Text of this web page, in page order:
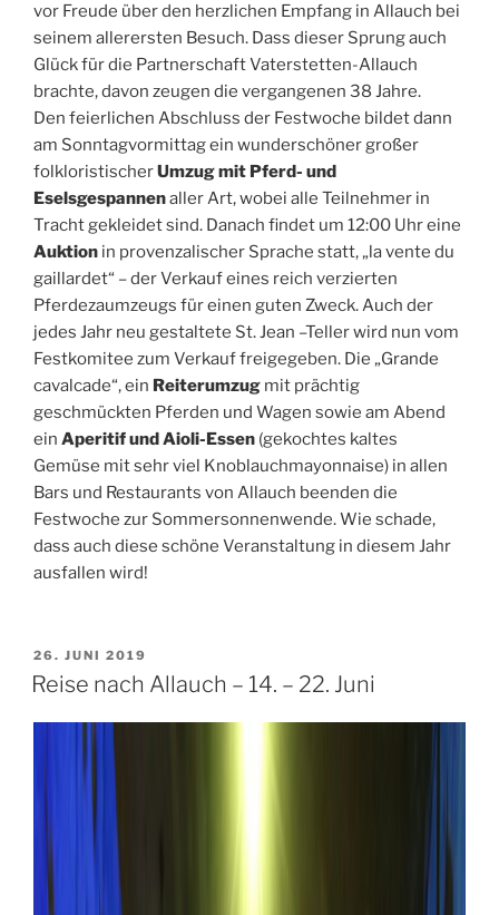
vor Freude über den herzlichen Empfang in Allauch bei
seinem allerersten Besuch. Dass dieser Sprung auch
Glück für die Partnerschaft Vaterstetten-Allauch
brachte, davon zeugen die vergangenen 38 Jahre.
Den feierlichen Abschluss der Festwoche bildet dann
am Sonntagvormittag ein wunderschöner großer
folkloristischerUmzug mit Pferd- und
Eselsgespannenaller Art, wobei alle Teilnehmer in
Tracht gekleidet sind. Danach findet um 12:00 Uhr eine
Auktion in provenzalischer Sprache statt, „la vente du
gaillardet“ – der Verkauf eines reich verzierten
Pferdezaumzeugs für einen guten Zweck. Auch der
jedes Jahr neu gestaltete St. Jean –Teller wird nun vom
Festkomitee zum Verkauf freigegeben. Die „Grande
cavalcade“, ein Reiterumzug mit prächtig
geschmückten Pferden und Wagen sowie am Abend
ein Aperitif und Aioli-Essen (gekochtes kaltes
Gemüse mit sehr viel Knoblauchmayonnaise) in allen
Bars und Restaurants von Allauch beenden die
Festwoche zur Sommersonnenwende. Wie schade,
dass auch diese schöne Veranstaltung in diesem Jahr
ausfallen wird!
VERÖFFENTLICHT
AM
26. JUNI 2019
Reise nach Allauch – 14. – 22. Juni